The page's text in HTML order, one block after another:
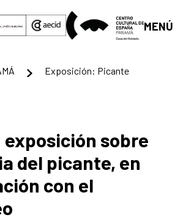
principal
MENÚ
Exposición: Picante
sobre
del picante, en
con el